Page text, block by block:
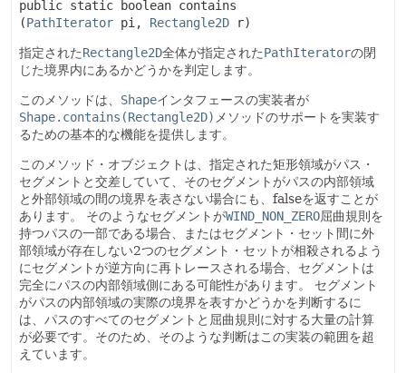
public static boolean contains
(PathIterator pi, Rectangle2D r)
指定されたRectangle2D全体が指定されたPathIteratorの閉
じた境界内にあるかどうかを判定します。
このメソッドは、 Shapeインタフェースの実装者が
Shape.contains(Rectangle2D) メソッドのサポートを実装す
るための基本的な機能を提供します。
このメソッド・オブジェクトは、指定された矩形領域がパス・
セグメントと交差していて、そのセグメントがパスの内部領域
と外部領域の間の境界を表さない場合にも、falseを返すことが
あります。
そのようなセグメントがWIND_NON_ZERO屈曲規則を
持つパスの一部である場合、またはセグメント・セット間に外
部領域が存在しない2つのセグメント・セットが相殺されるよう
にセグメントが逆方向に再トレースされる場合、セグメントは
完全にパスの内部領域側にある可能性があります。
セグメント
がパスの内部領域の実際の境界を表すかどうかを判断するに
は、パスのすべてのセグメントと屈曲規則に対する大量の計算
が必要です。そのため、そのような判断はこの実装の範囲を超
えています。